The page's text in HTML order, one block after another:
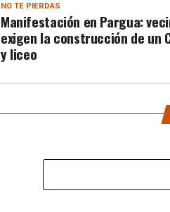
NO TE PIERDAS
Manifestación en Pargua:
exigen la construcción de un
y liceo